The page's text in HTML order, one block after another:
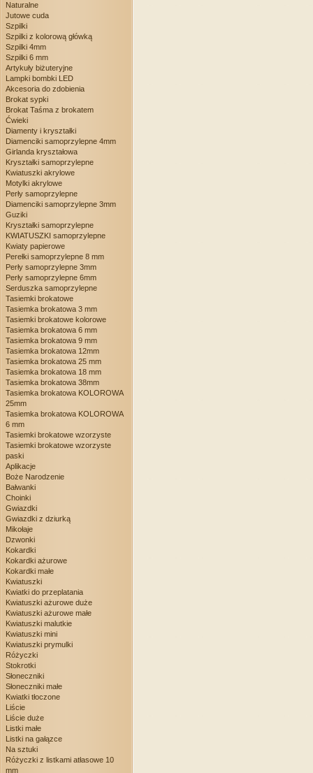
Naturalne
Jutowe cuda
Szpilki
Szpilki z kolorową główką
Szpilki 4mm
Szpilki 6 mm
Artykuły biżuteryjne
Lampki bombki LED
Akcesoria do zdobienia
Brokat sypki
Brokat Taśma z brokatem
Ćwieki
Diamenty i kryształki
Diamenciki samoprzylepne 4mm
Girlanda kryształowa
Kryształki samoprzylepne
Kwiatuszki akrylowe
Motylki akrylowe
Perły samoprzylepne
Diamenciki samoprzylepne 3mm
Guziki
Kryształki samoprzylepne
KWIATUSZKI samoprzylepne
Kwiaty papierowe
Perełki samoprzylepne 8 mm
Perły samoprzylepne 3mm
Perły samoprzylepne 6mm
Serduszka samoprzylepne
Tasiemki brokatowe
Tasiemka brokatowa 3 mm
Tasiemki brokatowe kolorowe
Tasiemka brokatowa 6 mm
Tasiemka brokatowa 9 mm
Tasiemka brokatowa 12mm
Tasiemka brokatowa 25 mm
Tasiemka brokatowa 18 mm
Tasiemka brokatowa 38mm
Tasiemka brokatowa KOLOROWA
25mm
Tasiemka brokatowa KOLOROWA
6 mm
Tasiemki brokatowe wzorzyste
Tasiemki brokatowe wzorzyste
paski
Aplikacje
Boże Narodzenie
Bałwanki
Choinki
Gwiazdki
Gwiazdki z dziurką
Mikołaje
Dzwonki
Kokardki
Kokardki ażurowe
Kokardki małe
Kwiatuszki
Kwiatki do przeplatania
Kwiatuszki ażurowe duże
Kwiatuszki ażurowe małe
Kwiatuszki malutkie
Kwiatuszki mini
Kwiatuszki prymulki
Różyczki
Stokrotki
Słoneczniki
Słoneczniki małe
Kwiatki tłoczone
Liście
Liście duże
Listki małe
Listki na gałązce
Na sztuki
Różyczki z listkami atłasowe 10
mm